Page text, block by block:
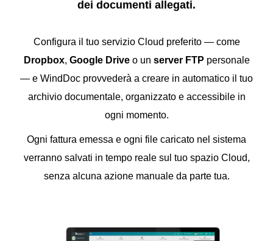
dei documenti allegati.
Configura il tuo servizio Cloud preferito — come
Dropbox, Google Driveo un server FTP personale
— e WindDoc provvederà a creare in automatico il tuo
archivio documentale, organizzato e accessibile in
ogni momento.
Ogni fattura emessa e ogni file caricato nel sistema
verranno salvati in tempo reale sul tuo spazio Cloud,
senza alcuna azione manuale da parte tua.